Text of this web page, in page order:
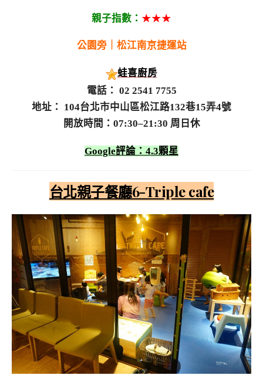
親子指數： ★★★
公園旁｜松江南京捷運站
蛙喜廚房
電話： 02 2541 7755
地址： 104台北市中山區松江路132巷15弄4號
開放時間：07:30–21:30 周日休
Google評論：4.3顆星
台北親子餐廳6-Triple cafe